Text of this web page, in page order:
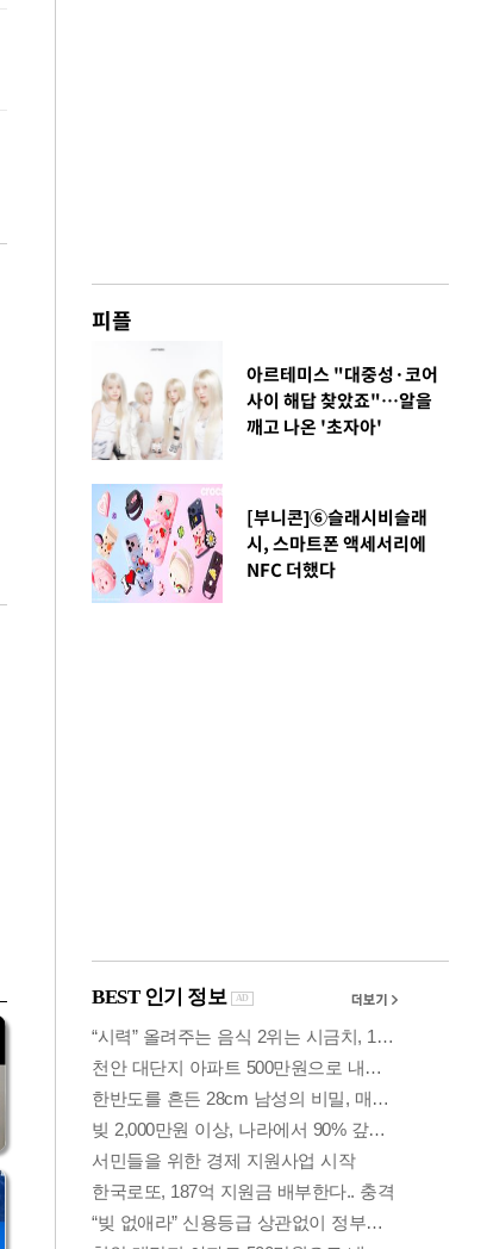
피플
아르테미스 "대중성·코어
사이 해답 찾았죠"…알을
깨고 나온 '초자아'
[부니콘]⑥슬래시비슬래
시, 스마트폰 액세서리에
NFC 더했다